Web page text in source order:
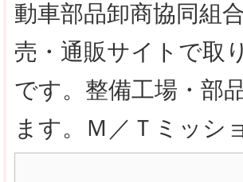
動車部品卸商協同組
売・通販サイトで取
です。整備工場・部
ます。Ｍ／Ｔミッシ